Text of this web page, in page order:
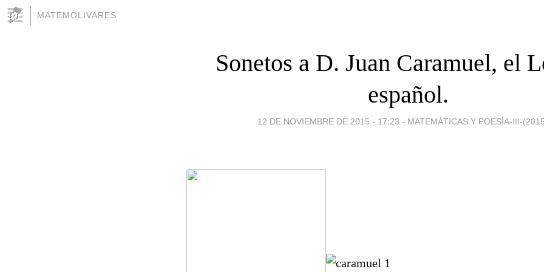
MATEMOLIVARES
Sonetos a D. Juan Caramuel, el
español.
12 DE NOVIEMBRE DE 2015 - 17:23 - MATEMÁTICAS Y POESÍA-III-